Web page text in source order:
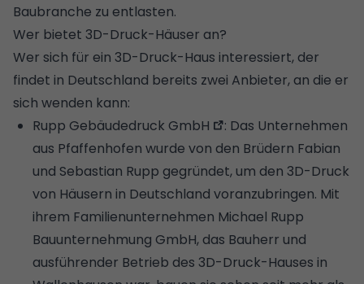
Baubranche zu entlasten.
Wer bietet 3D-Druck-Häuser an?
Wer sich für ein 3D-Druck-Haus interessiert, der
findet in Deutschland bereits zwei Anbieter, an die er
sich wenden kann:
Rupp Gebäudedruck GmbH
: Das Unternehmen
aus Pfaffenhofen wurde von den Brüdern Fabian
und Sebastian Rupp gegründet, um den 3D-Druck
von Häusern in Deutschland voranzubringen. Mit
ihrem Familienunternehmen Michael Rupp
Bauunternehmung GmbH, das Bauherr und
ausführender Betrieb des 3D-Druck-Hauses in